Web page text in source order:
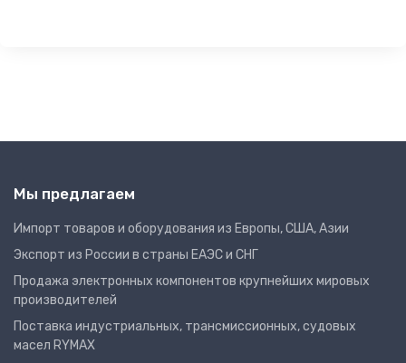
Мы предлагаем
Импорт товаров и оборудования из Европы, США, Азии
Экспорт из России в страны ЕАЭС и СНГ
Продажа электронных компонентов крупнейших мировых
производителей
Поставка индустриальных, трансмиссионных, судовых
масел RYMAX